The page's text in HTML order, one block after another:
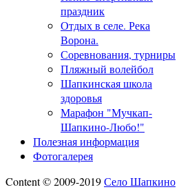
праздник
Отдых в селе. Река
Ворона.
Соревнования, турниры
Пляжный волейбол
Шапкинская школа
здоровья
Марафон "Мучкап-
Шапкино-Любо!"
Полезная информация
Фотогалерея
Content © 2009-2019Село Шапкино